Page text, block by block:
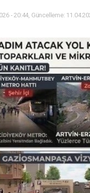
- 20:44, Güncelleme: